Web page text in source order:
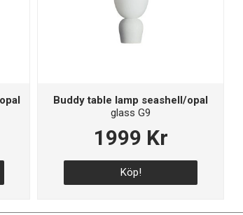
Buddy table lamp seashell/opal
glass G9
1999 Kr
Köp!